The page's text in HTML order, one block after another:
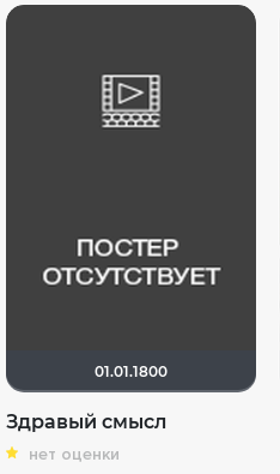
01.01.1800
Здравый смысл
нет оценки